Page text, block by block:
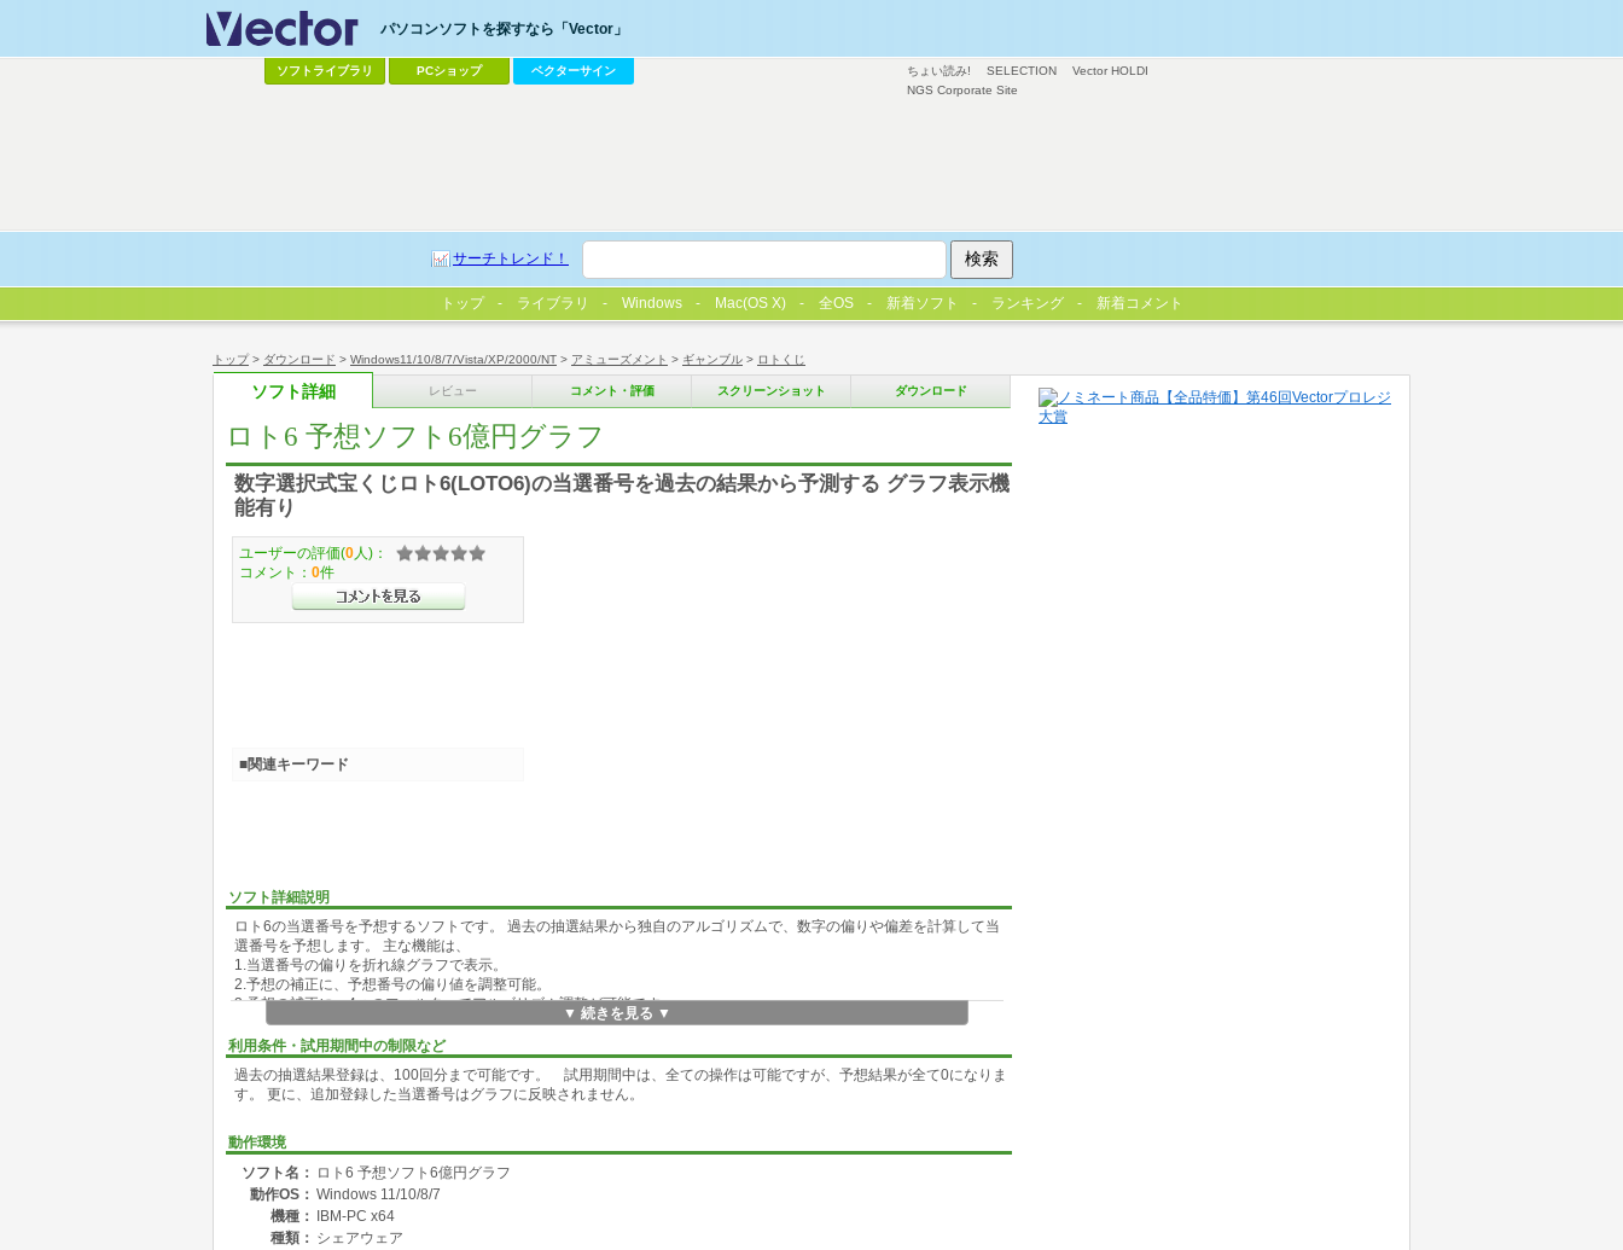
トップ> ダウンロード > Windows11/10/8/7/Vista/XP/2000/NT > アミューズメント > ギャンブル > ロトくじ
ソフト詳細 レビュー コメント・評価 スクリーンショット ダウンロード
ロト6 予想ソフト6億円グラフ
数字選択式宝くじロト6(LOTO6)の当選番号を過去の結果から予測する グラフ表示機
能有り
ソフト詳細説明
ロト6の当選番号を予想するソフトです。 過去の抽選結果から独自のアルゴリズムで、数字の偏りや偏差を計算して当
選番号を予想します。 主な機能は、
1.当選番号の偏りを折れ線グラフで表示。
2.予想の補正に、予想番号の偏り値を調整可能。
3.予想の補正に、4つのフィルターでアルゴリズム調整が可能です。
▼ 続きを見る ▼
利用条件・試用期間中の制限など
過去の抽選結果登録は、100回分まで可能です。 試用期間中は、全ての操作は可能ですが、予想結果が全て0になりま
す。 更に、追加登録した当選番号はグラフに反映されません。
動作環境
ソフト名： ロト6 予想ソフト6億円グラフ
動作OS： Windows 11/10/8/7
機種：
IBM-PC x64
種類： シェアウェア
ユーザーの評価(0 人)：
コメント： 0件
■関連キーワード
ちょい読み! SELECTION
Vector HOLDI
NGS Corporate Site
パソコンソフトを探すなら「Vector」
ソフトライブラリ PCショップ ベクターサイン
サーチトレンド！
トップ ライブラリ Windows Mac(OS X) 全OS 新着ソフト ランキング 新着コメント